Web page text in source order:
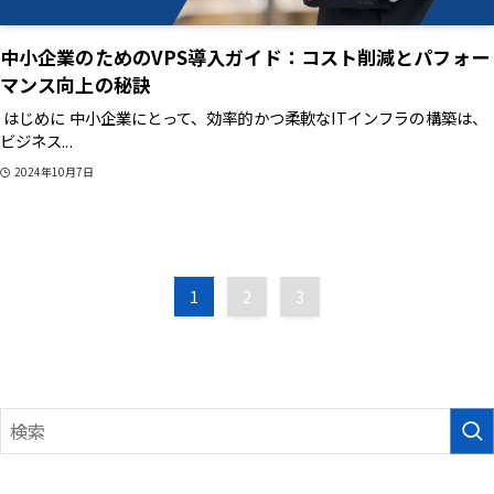
中小企業のためのVPS導入ガイド：コスト削減とパフォー
マンス向上の秘訣
はじめに 中小企業にとって、効率的かつ柔軟なITインフラの構築は、
ビジネス...
2024年10月7日
1 2 3